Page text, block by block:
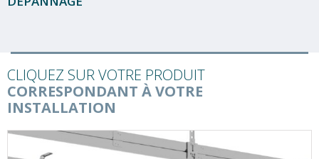
CLIQUEZ SUR VOTRE PRODUIT
CORRESPONDANT À VOTRE
INSTALLATION